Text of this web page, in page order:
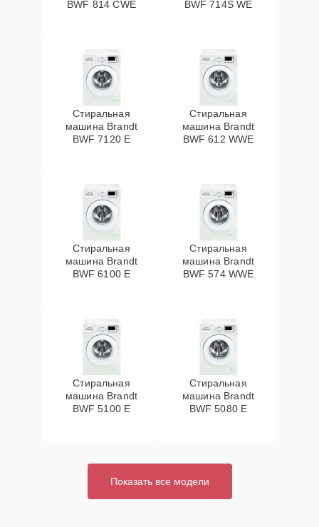
BWF 814 CWE
BWF 714S WE
Стиральная
машина Brandt
BWF 7120 E
Стиральная
машина Brandt
BWF 612 WWE
Стиральная
машина Brandt
BWF 6100 E
Стиральная
машина Brandt
BWF 574 WWE
Стиральная
машина Brandt
BWF 5100 E
Стиральная
машина Brandt
BWF 5080 E
Показать все модели